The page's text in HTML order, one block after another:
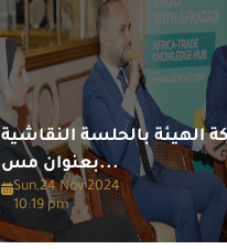
الهيئة بالحلسة النقاشية
بعنوان مس...
Sun,24 Nov 2024
10:19 pm